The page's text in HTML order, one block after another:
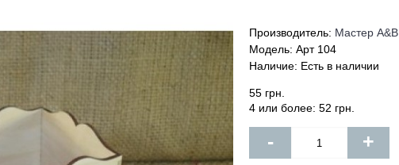
Производитель: Мастер А&В
Модель: Арт 104
Наличие: Есть в наличии
55 грн.
4 или более: 52 грн.
- +